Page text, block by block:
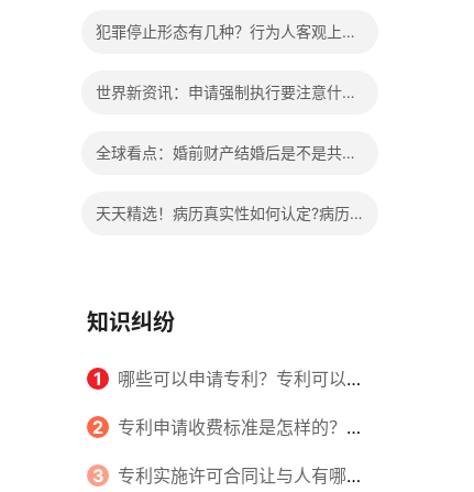
犯罪停止形态有几种？行为人客观上实
世界新资讯：申请强制执行要注意什么
全球看点：婚前财产结婚后是不是共同
天天精选！病历真实性如何认定?病历
知识纠纷
1 哪些可以申请专利？专利可以同
时多个人一起申请吗？
2 专利申请收费标准是怎样的？申
请不同类型的专利所需要的钱不同
3 专利实施许可合同让与人有哪些